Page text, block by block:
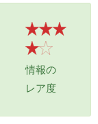
情報の
レア度